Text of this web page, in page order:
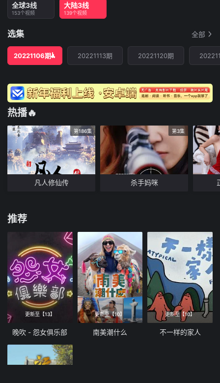
全球3线
153个视频
大陆3线
139个视频
选集 全部
20221106期 20221113期 20221120期
热播🔥
第186集
凡人修仙传
第3集
杀手妈咪
推荐
更新至【13】
晚吹 - 怨女俱乐部
更新至【10】
南美潮什么
更新至【10】
不一样的家人